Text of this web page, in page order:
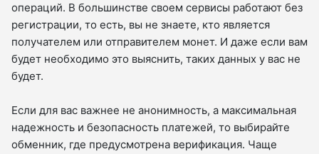
операций. В большинстве своем сервисы работают без
регистрации, то есть, вы не знаете, кто является
получателем или отправителем монет. И даже если вам
будет необходимо это выяснить, таких данных у вас не
будет.
Если для вас важнее не анонимность, а максимальная
надежность и безопасность платежей, то выбирайте
обменник, где предусмотрена верификация. Чаще